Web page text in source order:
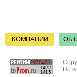
КОМПАНИИ
По